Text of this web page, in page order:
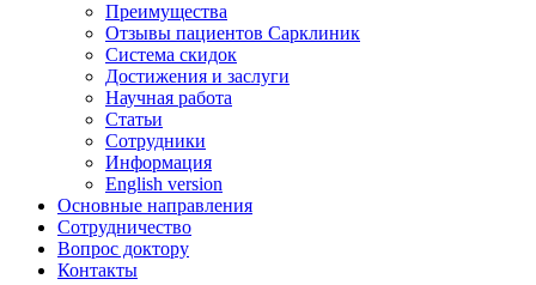
Преимущества
Отзывы пациентов Сарклиник
Система скидок
Достижения и заслуги
Научная работа
Статьи
Сотрудники
Информация
English version
Основные направления
Сотрудничество
Вопрос доктору
Контакты